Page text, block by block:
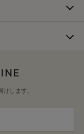
します。